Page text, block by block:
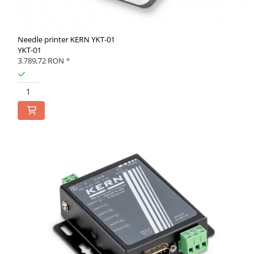
Needle printer KERN YKT-01
YKT-01
3.789,72 RON *